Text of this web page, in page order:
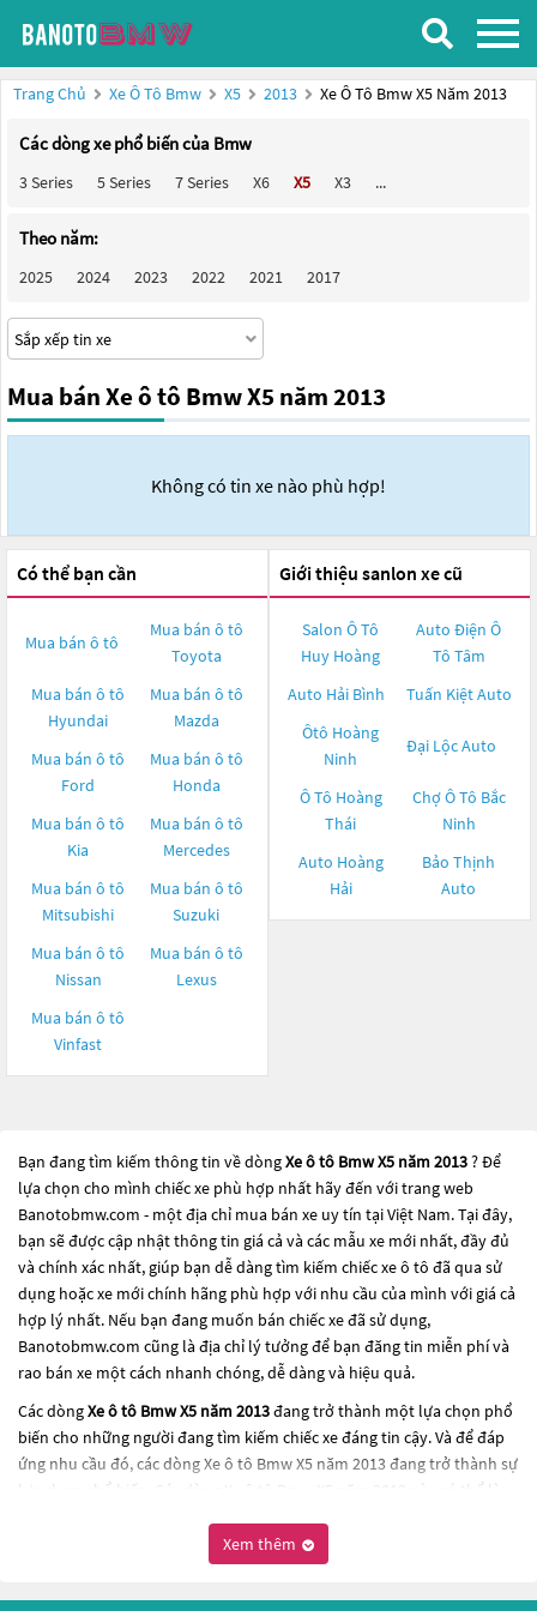
Trang Chủ Xe Ô Tô Bmw X5 2013 Xe Ô Tô Bmw X5 Năm 2013
Các dòng xe phổ biến của Bmw
3 Series 5 Series 7 Series X6 X5 X3 ...
Theo năm:
2025 2024 2023 2022 2021 2017
Mua bán Xe ô tô Bmw X5 năm 2013
Không có tin xe nào phù hợp!
Có thể bạn cần
Mua bán ô tô
Mua bán ô tô
Toyota
Mua bán ô tô
Hyundai
Mua bán ô tô
Mazda
Mua bán ô tô
Ford
Mua bán ô tô
Honda
Mua bán ô tô
Kia
Mua bán ô tô
Mercedes
Mua bán ô tô
Mitsubishi
Mua bán ô tô
Suzuki
Mua bán ô tô
Nissan
Mua bán ô tô
Lexus
Mua bán ô tô
Vinfast
Giới thiệu sanlon xe cũ
Salon Ô Tô
Huy Hoàng
Auto Điện Ô
Tô Tâm
Auto Hải Bình
Tuấn Kiệt Auto
Ôtô Hoàng
Ninh
Đại Lộc Auto
Ô Tô Hoàng
Thái
Chợ Ô Tô Bắc
Ninh
Auto Hoàng
Hải
Bảo Thịnh
Auto
Bạn đang tìm kiếm thông tin về dòngXe ô tô Bmw X5 năm 2013? Để
lựa chọn cho mình chiếc xe phù hợp nhất hãy đến với trang web
Banotobmw.com - một địa chỉ mua bán xe uy tín tại Việt Nam. Tại đây,
bạn sẽ được cập nhật thông tin giá cả và các mẫu xe mới nhất, đầy đủ
và chính xác nhất, giúp bạn dễ dàng tìm kiếm chiếc xe ô tô đã qua sử
dụng hoặc xe mới chính hãng phù hợp với nhu cầu của mình với giá cả
hợp lý nhất. Nếu bạn đang muốn bán chiếc xe đã sử dụng,
Banotobmw.com cũng là địa chỉ lý tưởng để bạn đăng tin miễn phí và
rao bán xe một cách nhanh chóng, dễ dàng và hiệu quả.
Các dòngXe ô tô Bmw X5 năm 2013đang trở thành một lựa chọn phổ
biến cho những người đang tìm kiếm chiếc xe đáng tin cậy. Và để đáp
ứng nhu cầu đó, các dòngXe ô tô Bmw X5 năm 2013đang trở thành sự
lựa chọn phổ biến. Các dòng
này có thể là
thiết kế hiện đại và công nghệ tiên tiến. Các dòng
này đều được kiểm tra và bảo dưỡng kỹ lưỡng để đảm bảo chất
lượng và hiệu suất tốt nhất. Nếu bạn đang tìm kiếm một chiếc xe, hãy
Xem thêm